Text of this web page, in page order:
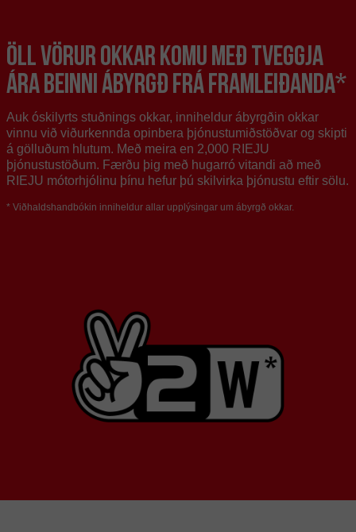
ÖLL VÖRUR OKKAR KOMU MEÐ TVEGGJA
ÁRA BEINNI ÁBYRGÐ FRÁ FRAMLEIÐANDA*
Auk óskilyrts stuðnings okkar, inniheldur ábyrgðin okkar
vinnu við viðurkennda opinbera þjónustumiðstöðvar og skipti
á gölluðum hlutum. Með meira en 2,000 RIEJU
þjónustustöðum. Færðu þig með hugarró vitandi að með
RIEJU mótorhjólinu þínu hefur þú skilvirka þjónustu eftir sölu.
* Viðhaldshandbókin inniheldur allar upplýsingar um ábyrgð okkar.